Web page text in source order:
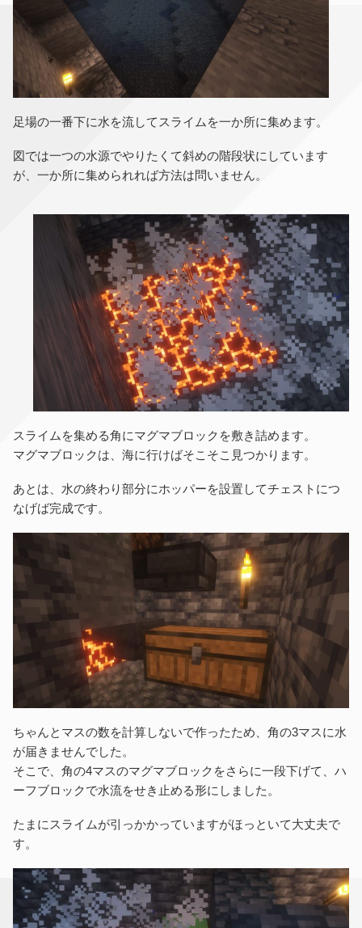
足場の一番下に水を流してスライムを一か所に集めます。
図では一つの水源でやりたくて斜めの階段状にしています
が、一か所に集められれば方法は問いません。
スライムを集める角にマグマブロックを敷き詰めます。
マグマブロックは、海に行けばそこそこ見つかります。
あとは、水の終わり部分にホッパーを設置してチェストにつ
なげば完成です。
ちゃんとマスの数を計算しないで作ったため、角の3マスに水
が届きませんでした。
そこで、角の4マスのマグマブロックをさらに一段下げて、ハ
ーフブロックで水流をせき止める形にしました。
たまにスライムが引っかかっていますがほっといて大丈夫で
す。